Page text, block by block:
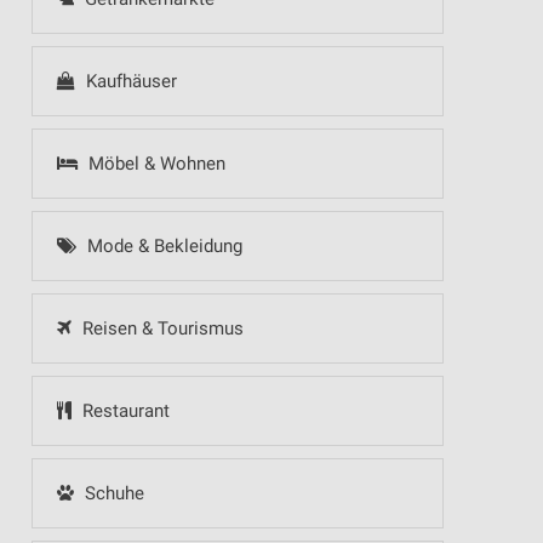
Kaufhäuser
Möbel & Wohnen
Mode & Bekleidung
Reisen & Tourismus
Restaurant
Schuhe